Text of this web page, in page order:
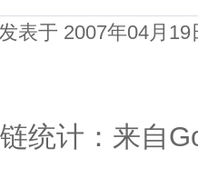
表于 2007年04月
统计：来自